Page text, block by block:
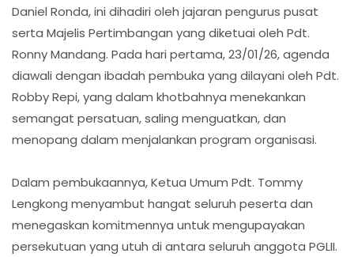
Daniel Ronda, ini dihadiri oleh jajaran pengurus pusat
serta Majelis Pertimbangan yang diketuai oleh Pdt.
Ronny Mandang. Pada hari pertama, 23/01/26, agenda
diawali dengan ibadah pembuka yang dilayani oleh Pdt.
Robby Repi, yang dalam khotbahnya menekankan
semangat persatuan, saling menguatkan, dan
menopang dalam menjalankan program organisasi.
Dalam pembukaannya, Ketua Umum Pdt. Tommy
Lengkong menyambut hangat seluruh peserta dan
menegaskan komitmennya untuk mengupayakan
persekutuan yang utuh di antara seluruh anggota PGLII.